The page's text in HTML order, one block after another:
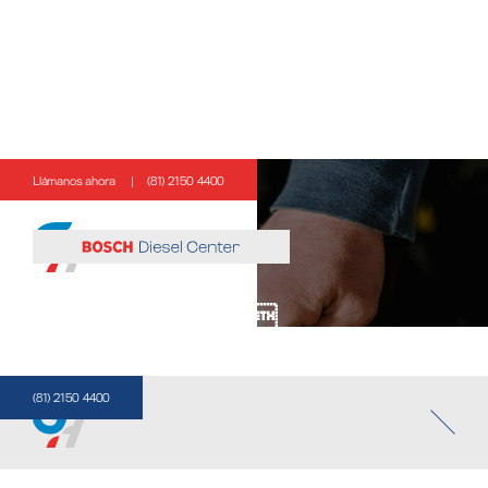
Llámanos ahora (81) 2150 4400
(81) 2150 4400
/// CON POWER A TODO
EXPERIENCIA
QUE NECESITAS